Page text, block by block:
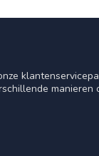
manieren